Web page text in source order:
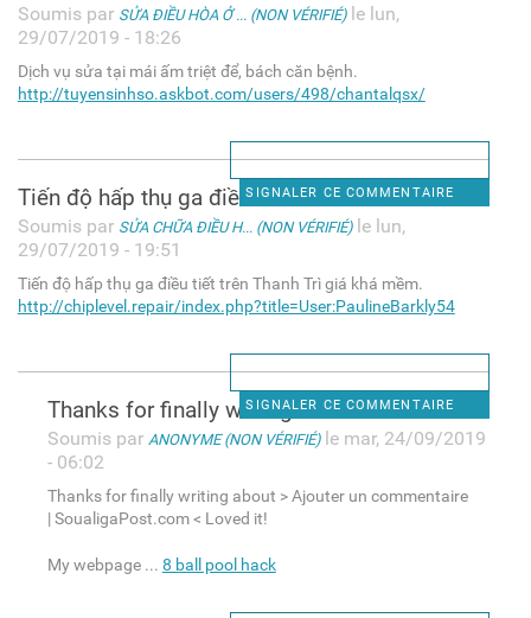
Soumis par SỬA ĐIỀU HÒA Ở ... (NON VÉRIFIÉ)le lun,
29/07/2019 - 18:26
Dịch vụ sửa tại mái ấm triệt để, bách căn bệnh.
http://tuyensinhso.askbot.com/users/498/chantalqsx/
SIGNALER CE COMMENTAIRE
Tiến độ hấp thụ ga điều tiết
Soumis par SỬA CHỮA ĐIỀU H... (NON VÉRIFIÉ)le lun,
29/07/2019 - 19:51
Tiến độ hấp thụ ga điều tiết trên Thanh Trì giá khá mềm.
http://chiplevel.repair/index.php?title=User:PaulineBarkly54
SIGNALER CE COMMENTAIRE
Thanks for finally writing
Soumis par ANONYME (NON VÉRIFIÉ)le mar, 24/09/2019
- 06:02
Thanks for finally writing about > Ajouter un commentaire
| SoualigaPost.com < Loved it!
My webpage ... 8 ball pool hack